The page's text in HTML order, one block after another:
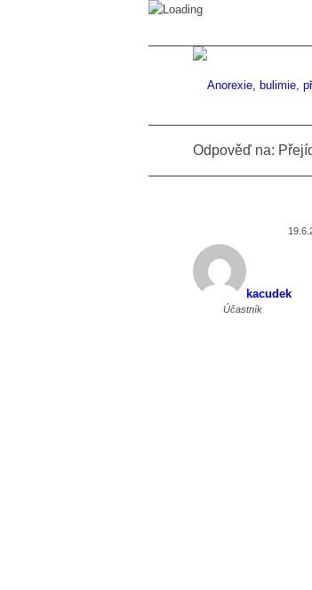
Odpověď na:
kacudek
Účastník